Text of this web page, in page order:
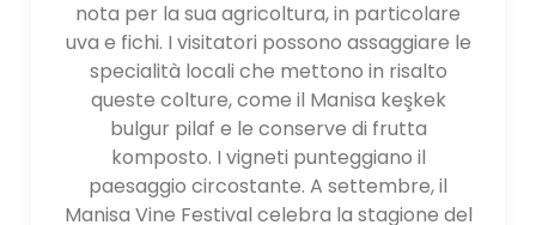
famoso per la guerra di Troia, come descritto
nell'Iliade di Omero.
Trasporti:
La regione dell'Egeo è ben collegata tramite
trasporto aereo, terrestre e marittimo. Smirne ha un
aeroporto internazionale e ci sono diversi aeroporti
nota per la sua agricoltura, in particolare
uva e fichi. I visitatori possono assaggiare le
specialità locali che mettono in risalto
queste colture, come il Manisa keşkek
bulgur pilaf e le conserve di frutta
komposto. I vigneti punteggiano il
paesaggio circostante. A settembre, il
Manisa Vine Festival celebra la stagione del